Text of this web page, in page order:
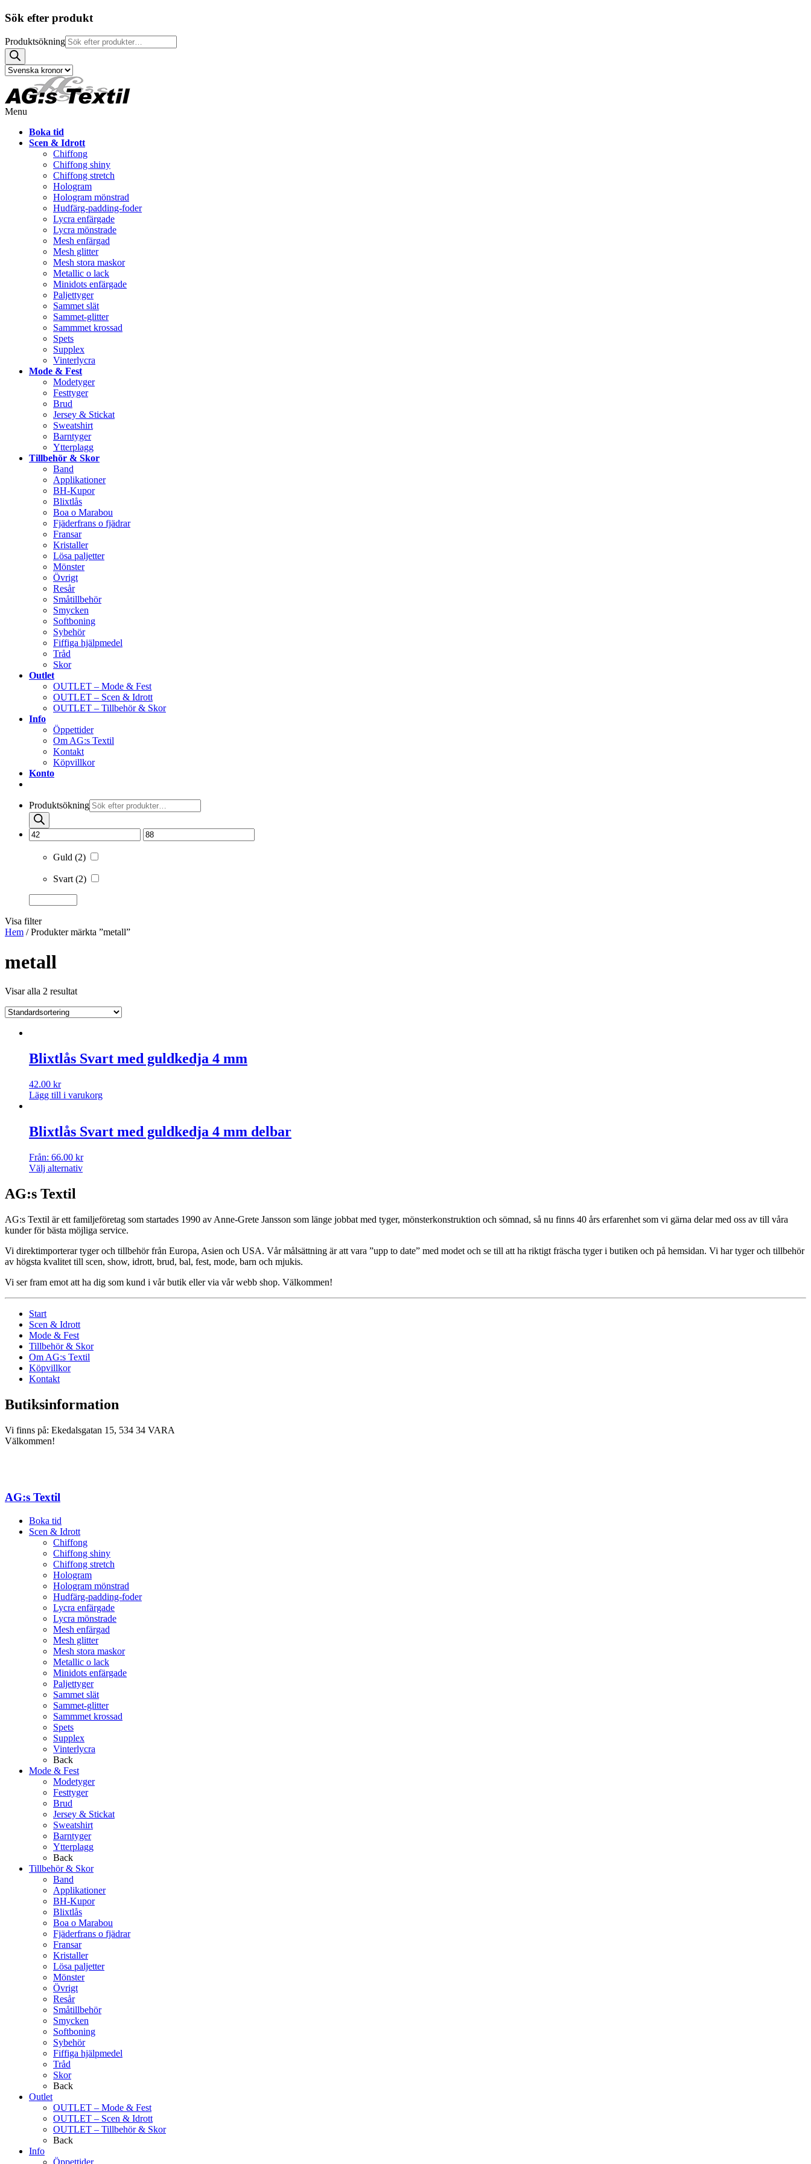
Sök efter produkt
Produktsökning
Menu
Boka tid
Scen & Idrott
Chiffong
Chiffong shiny
Chiffong stretch
Hologram
Hologram mönstrad
Hudfärg-padding-foder
Lycra enfärgade
Lycra mönstrade
Mesh enfärgad
Mesh glitter
Mesh stora maskor
Metallic o lack
Minidots enfärgade
Paljettyger
Sammet slät
Sammet-glitter
Sammmet krossad
Spets
Supplex
Vinterlycra
Mode & Fest
Modetyger
Festtyger
Brud
Jersey & Stickat
Sweatshirt
Barntyger
Ytterplagg
Tillbehör & Skor
Band
Applikationer
BH-Kupor
Blixtlås
Boa o Marabou
Fjäderfrans o fjädrar
Fransar
Kristaller
Lösa paljetter
Mönster
Övrigt
Resår
Småtillbehör
Smycken
Softboning
Sybehör
Fiffiga hjälpmedel
Tråd
Skor
Outlet
OUTLET – Mode & Fest
OUTLET – Scen & Idrott
OUTLET – Tillbehör & Skor
Info
Öppettider
Om AG:s Textil
Kontakt
Köpvillkor
Konto
Produktsökning
Guld (2)
Svart(2)
Visa filter
Hem / Produkter märkta ”metall”
metall
Visar alla 2 resultat
Blixtlås Svart med guldkedja 4 mm
42.00 kr
Lägg till i varukorg
Blixtlås Svart med guldkedja 4 mm delbar
Från: 66.00 kr
Välj alternativ
AG:s Textil
AG:s Textil är ett familjeföretag som startades 1990 av Anne-Grete Jansson som länge jobbat med tyger, mönsterkonstruktion och sömnad, så nu finns 40 års erfarenhet som vi gärna delar med oss av till våra
kunder för bästa möjliga service.
Vi direktimporterar tyger och tillbehör från Europa, Asien och USA. Vår målsättning är att vara ”upp to date” med modet och se till att ha riktigt fräscha tyger i butiken och på hemsidan. Vi har tyger och tillbehör
av högsta kvalitet till scen, show, idrott, brud, bal, fest, mode, barn och mjukis.
Vi ser fram emot att ha dig som kund i vår butik eller via vår webb shop. Välkommen!
Start
Scen & Idrott
Mode & Fest
Tillbehör & Skor
Om AG:s Textil
Köpvillkor
Kontakt
Butiksinformation
Vi finns på: Ekedalsgatan 15, 534 34 VARA
Välkommen!
AG:s Textil
Boka tid
Scen & Idrott
Chiffong
Chiffong shiny
Chiffong stretch
Hologram
Hologram mönstrad
Hudfärg-padding-foder
Lycra enfärgade
Lycra mönstrade
Mesh enfärgad
Mesh glitter
Mesh stora maskor
Metallic o lack
Minidots enfärgade
Paljettyger
Sammet slät
Sammet-glitter
Sammmet krossad
Spets
Supplex
Vinterlycra
Back
Mode & Fest
Modetyger
Festtyger
Brud
Jersey & Stickat
Sweatshirt
Barntyger
Ytterplagg
Back
Tillbehör & Skor
Band
Applikationer
BH-Kupor
Blixtlås
Boa o Marabou
Fjäderfrans o fjädrar
Fransar
Kristaller
Lösa paljetter
Mönster
Övrigt
Resår
Småtillbehör
Smycken
Softboning
Sybehör
Fiffiga hjälpmedel
Tråd
Skor
Back
Outlet
OUTLET – Mode & Fest
OUTLET – Scen & Idrott
OUTLET – Tillbehör & Skor
Back
Info
Öppettider